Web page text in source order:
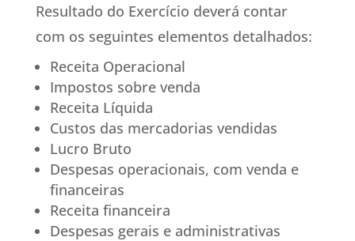
Resultado do Exercício deverá contar
com os seguintes elementos detalhados:
Receita Operacional
Impostos sobre venda
Receita Líquida
Custos das mercadorias vendidas
Lucro Bruto
Despesas operacionais, com venda e
financeiras
Receita financeira
Despesas gerais e administrativas